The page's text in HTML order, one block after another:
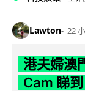
Lawton 22
港夫婦澳
Cam 睇